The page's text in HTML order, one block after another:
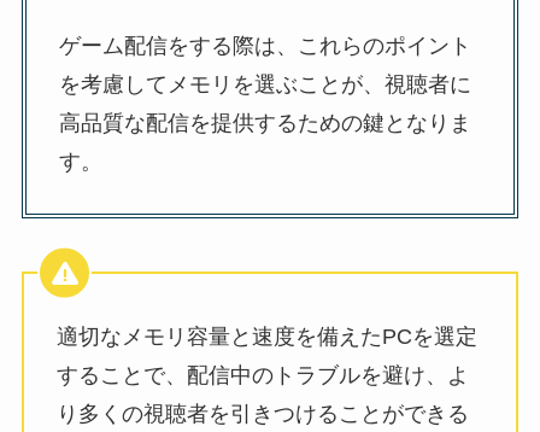
ゲーム配信をする際は、これらのポイント
を考慮してメモリを選ぶことが、視聴者に
高品質な配信を提供するための鍵となりま
す。
適切なメモリ容量と速度を備えたPCを選定
することで、配信中のトラブルを避け、よ
り多くの視聴者を引きつけることができる